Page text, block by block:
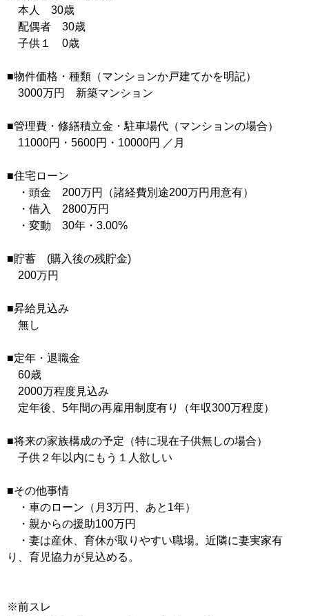
本人 30歳
配偶者 30歳
子供１ 0歳
■物件価格・種類（マンションか戸建てかを明記）
3000万円 新築マンション
■管理費・修繕積立金・駐車場代（マンションの場合）
11000円・5600円・10000円 ／月
■住宅ローン
・頭金 200万円（諸経費別途200万円用意有）
・借入 2800万円
・変動 30年・3.00%
■貯蓄 (購入後の残貯金)
200万円
■昇給見込み
無し
■定年・退職金
60歳
2000万程度見込み
定年後、5年間の再雇用制度有り（年収300万程度）
■将来の家族構成の予定（特に現在子供無しの場合）
子供２年以内にもう１人欲しい
■その他事情
・車のローン（月3万円、あと1年）
・親からの援助100万円
・妻は産休、育休が取りやすい職場。近隣に妻実家有
り、育児協力が見込める。
※前スレ